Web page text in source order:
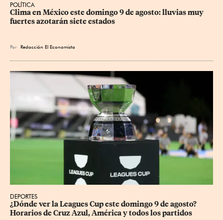
POLÍTICA
Clima en México este domingo 9 de agosto: lluvias muy
fuertes azotarán siete estados
Por Redacción El Economista
DEPORTES
¿Dónde ver la Leagues Cup este domingo 9 de agosto?
Horarios de Cruz Azul, América y todos los partidos